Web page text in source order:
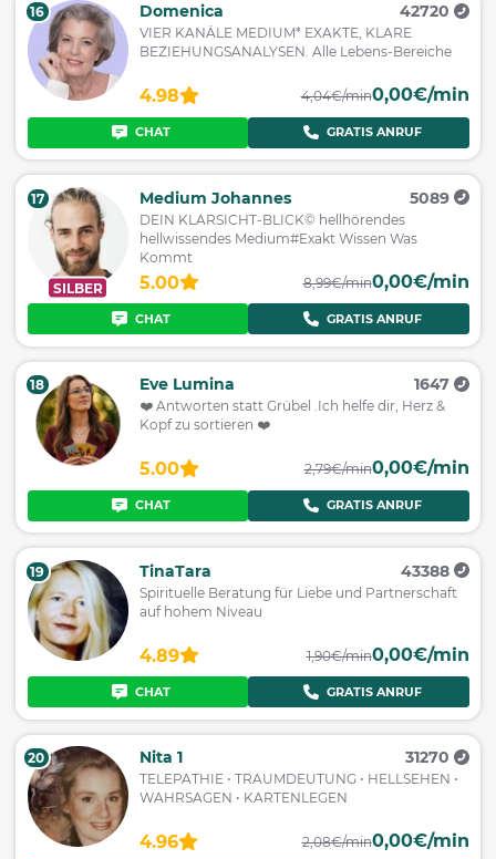
16 Domenica 42720
VIER KANÄLE MEDIUM* EXAKTE, KLARE
BEZIEHUNGSANALYSEN. Alle Lebens-Bereiche
4.98 4,04€/min0,00€/min
CHAT GRATIS ANRUF
SILBER
17 Medium Johannes 5089
DEIN KLARSICHT-BLICK© hellhörendes
hellwissendes Medium#Exakt Wissen Was
Kommt
5.00 8,99€/min0,00€/min
CHAT GRATIS ANRUF
18 Eve Lumina 1647
❤️ Antworten statt Grübel .Ich helfe dir, Herz &
Kopf zu sortieren ❤️
5.00 2,79€/min0,00€/min
CHAT GRATIS ANRUF
19 TinaTara 43388
Spirituelle Beratung für Liebe und Partnerschaft
auf hohem Niveau
4.89 1,90€/min0,00€/min
CHAT GRATIS ANRUF
20 Nita 1 31270
TELEPATHIE • TRAUMDEUTUNG • HELLSEHEN •
WAHRSAGEN • KARTENLEGEN
4.96 2,08€/min0,00€/min